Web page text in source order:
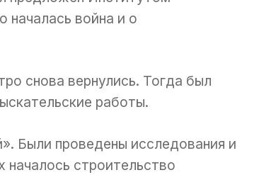
началась война и о
снова вернулись. Тогда был
работы.
Были проведены исследования и
строительство